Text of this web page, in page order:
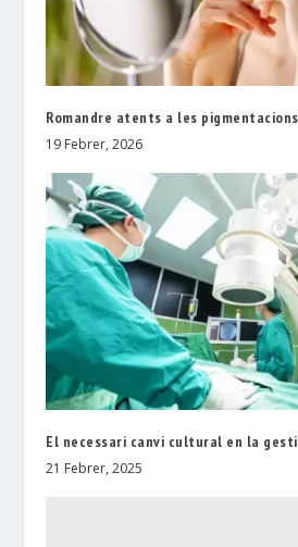
Romandre atents a les
19 Febrer, 2026
El necessari canvi cultural en la
21 Febrer, 2025